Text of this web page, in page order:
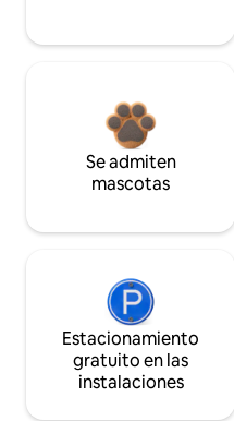
Se admiten
mascotas
Estacionamiento
gratuito en las
instalaciones